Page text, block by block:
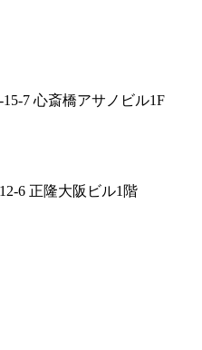
7 心斎橋アサノビル1F
6 正隆大阪ビル1階